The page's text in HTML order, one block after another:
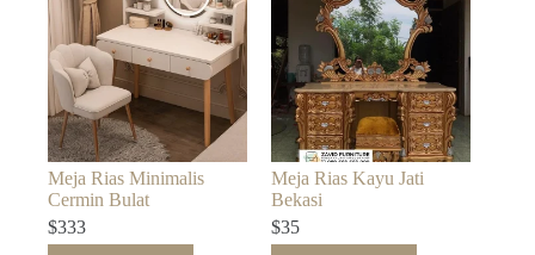
Meja Rias Minimalis
Cermin Bulat
$333
Meja Rias Kayu Jati
Bekasi
$35